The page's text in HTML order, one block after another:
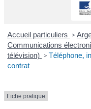
Accueil particuliers >
Communications
télévision) > Téléphone,
contrat
Fiche pratique